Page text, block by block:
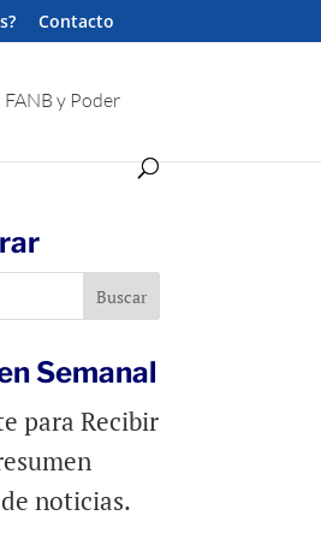
Contacto
FANB y Poder
Semanal
para Recibir
noticias.